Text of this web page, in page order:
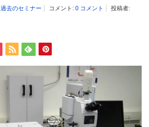
過去のセミナー コメント: 0 コメント
投稿者: